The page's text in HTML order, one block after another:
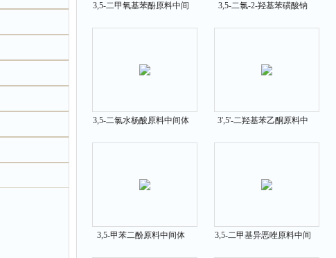
3,5-二甲氧基苯酚原料中间
3,5-二氯-2-羟基苯磺酸钠
3,5-二氯水杨酸原料中间体
3',5'-二羟基苯乙酮原料中
3,5-甲苯二酚原料中间体
3,5-二甲基异恶唑原料中间